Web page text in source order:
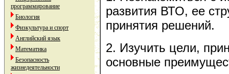
программирование
Биология
Физкультура и спорт
Английский язык
Математика
Безопасность
жизнедеятельности
развития ВТО, ее
принятия решений.
2. Изучить цели,
основные